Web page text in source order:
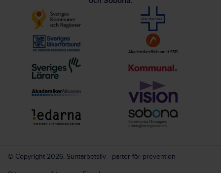
© Copyright 2026, Suntarbetsliv - parter för prevention